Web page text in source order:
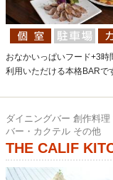
おなかいっぱいフード+3
利用いただける本格BARで
ダイニングバー 創作料
バー・カクテル その他
THE CALIF